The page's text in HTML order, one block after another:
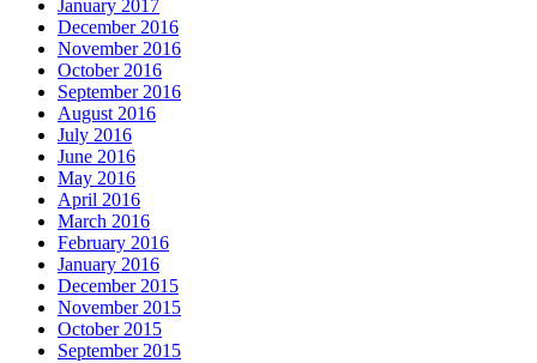
January 2017
December 2016
November 2016
October 2016
September 2016
August 2016
July 2016
June 2016
May 2016
April 2016
March 2016
February 2016
January 2016
December 2015
November 2015
October 2015
September 2015